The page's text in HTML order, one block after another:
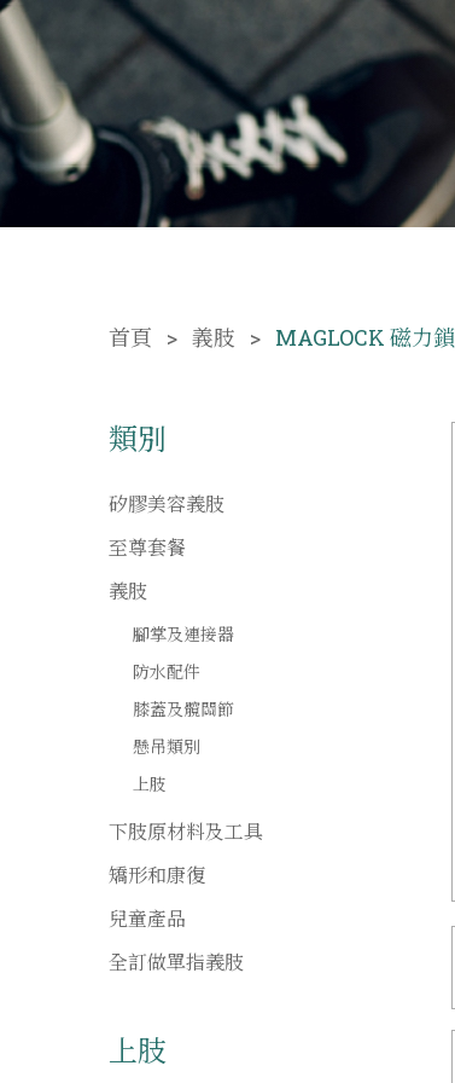
首頁 義肢 MAGLOCK 磁力鎖
類別
矽膠美容義肢
至尊套餐
義肢
腳掌及連接器
防水配件
膝蓋及髖關節
懸吊類別
上肢
下肢原材料及工具
矯形和康復
兒童產品
全訂做單指義肢
上肢